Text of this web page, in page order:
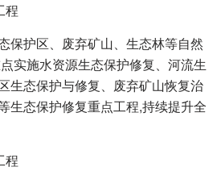
程
护区、废弃矿山、生态林等自然
实施水资源生态保护修复、河流生
生态保护与修复、废弃矿山恢复治
生态保护修复重点工程,持续提升全
程